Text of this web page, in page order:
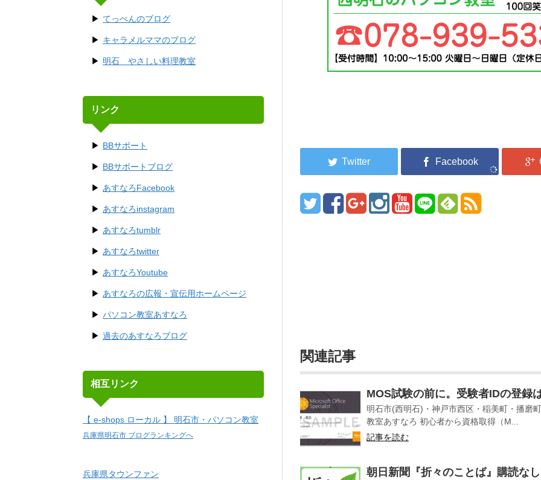
関連記事
MOS試験の前に。受験者IDの登録
明石市(西明石)・神戸市西区・稲美町・播磨
教室あすなろ 初心者から資格取得（M...
記事を読む
朝日新聞『折々のことば』購読な
てっぺんのブログ
キャラメルママのブログ
明石 やさしい料理教室
リンク
BBサポート
BBサポートブログ
あすなろFacebook
あすなろinstagram
あすなろtumblr
あすなろtwitter
あすなろYoutube
あすなろの広報・宣伝用ホームページ
パソコン教室あすなろ
過去のあすなろブログ
相互リンク
【 e-shops ローカル 】 明石市・パソコン教室
兵庫県明石市 ブログランキングへ
兵庫県タウンファン